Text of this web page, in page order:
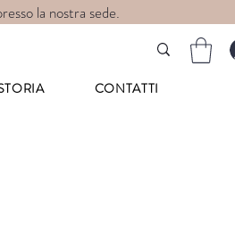
la nostra sede.
CONTATTI